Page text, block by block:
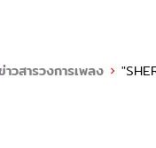
าวสารวงการเพลง